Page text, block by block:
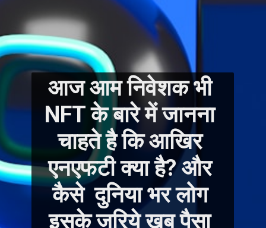
आज आम निवेशक भी
NFT के बारे में जानना
चाहते है कि आखिर
एनएफटी क्या है? और
कैसे  दुनिया भर लोग
इसके जरिये खूब पैसा